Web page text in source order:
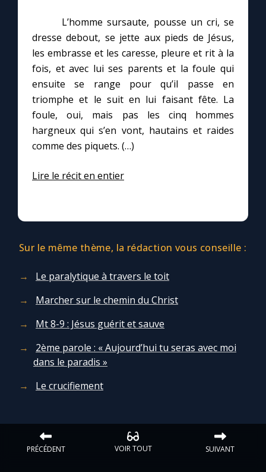
L’homme sursaute, pousse un cri, se
dresse debout, se jette aux pieds de Jésus,
les embrasse et les caresse, pleure et rit à la
fois, et avec lui ses parents et la foule qui
ensuite se range pour qu’il passe en
triomphe et le suit en lui faisant fête. La
foule, oui, mais pas les cinq hommes
hargneux qui s’en vont, hautains et raides
comme des piquets. (…)
Lire le récit en entier
Sur le même thème, la rédaction vous conseille :
Le paralytique à travers le toit
Marcher sur le chemin du Christ
Mt 8-9 : Jésus guérit et sauve
2ème parole : « Aujourd’hui tu seras avec moi
dans le paradis »
Le crucifiement
PRÉCÉDENT VOIR TOUT SUIVANT